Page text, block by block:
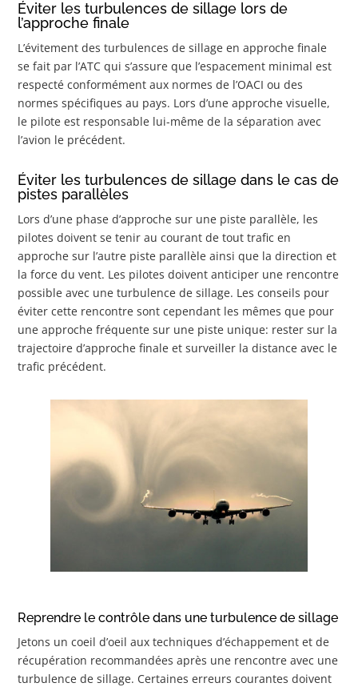
Éviter les turbulences de sillage lors de
l’approche finale
L’évitement des turbulences de sillage en approche finale
se fait par l’ATC qui s’assure que l’espacement minimal est
respecté conformément aux normes de l’OACI ou des
normes spécifiques au pays. Lors d’une approche visuelle,
le pilote est responsable lui-même de la séparation avec
l’avion le précédent.
Éviter les turbulences de sillage dans le cas de
pistes parallèles
Lors d’une phase d’approche sur une piste parallèle, les
pilotes doivent se tenir au courant de tout trafic en
approche sur l’autre piste parallèle ainsi que la direction et
la force du vent. Les pilotes doivent anticiper une rencontre
possible avec une turbulence de sillage. Les conseils pour
éviter cette rencontre sont cependant les mêmes que pour
une approche fréquente sur une piste unique: rester sur la
trajectoire d’approche finale et surveiller la distance avec le
trafic précédent.
Reprendre le contrôle dans une turbulence de sillage
Jetons un coeil d’oeil aux techniques d’échappement et de
récupération recommandées après une rencontre avec une
turbulence de sillage. Certaines erreurs courantes doivent